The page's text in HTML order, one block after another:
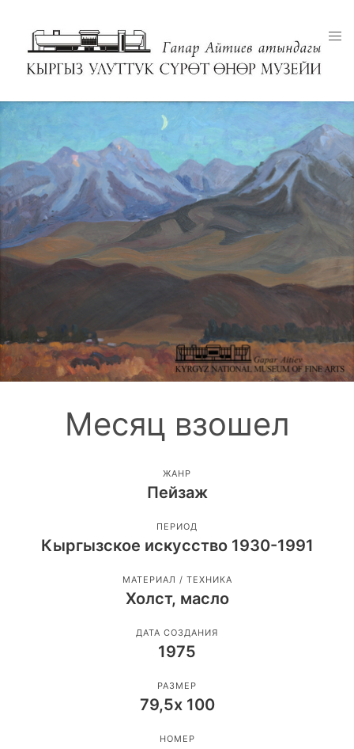
Месяц взошел
ЖАНР
Пейзаж
ПЕРИОД
Кыргызское искусство 1930-1991
МАТЕРИАЛ / ТЕХНИКА
Холст, масло
ДАТА СОЗДАНИЯ
1975
РАЗМЕР
79,5х 100
НОМЕР